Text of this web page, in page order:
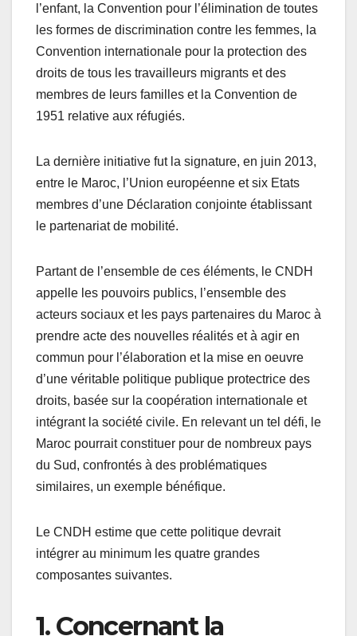
l’enfant, la Convention pour l’élimination de toutes
les formes de discrimination contre les femmes, la
Convention internationale pour la protection des
droits de tous les travailleurs migrants et des
membres de leurs familles et la Convention de
1951 relative aux réfugiés.
La dernière initiative fut la signature, en juin 2013,
entre le Maroc, l’Union européenne et six Etats
membres d’une Déclaration conjointe établissant
le partenariat de mobilité.
Partant de l’ensemble de ces éléments, le CNDH
appelle les pouvoirs publics, l’ensemble des
acteurs sociaux et les pays partenaires du Maroc à
prendre acte des nouvelles réalités et à agir en
commun pour l’élaboration et la mise en oeuvre
d’une véritable politique publique protectrice des
droits, basée sur la coopération internationale et
intégrant la société civile. En relevant un tel défi, le
Maroc pourrait constituer pour de nombreux pays
du Sud, confrontés à des problématiques
similaires, un exemple bénéfique.
Le CNDH estime que cette politique devrait
intégrer au minimum les quatre grandes
composantes suivantes.
1. Concernant la